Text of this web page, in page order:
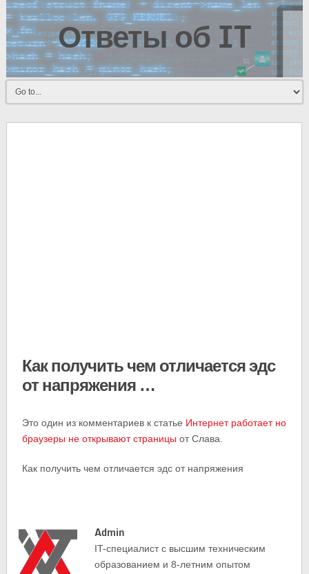
Ответы об IT
Как получить чем отличается эдс
от напряжения …
Это один из комментариев к статье Интернет работает но
браузеры не открывают страницы от Слава.
Как получить чем отличается эдс от напряжения
Admin
IT-cпециалист с высшим техническим
образованием и 8-летним опытом